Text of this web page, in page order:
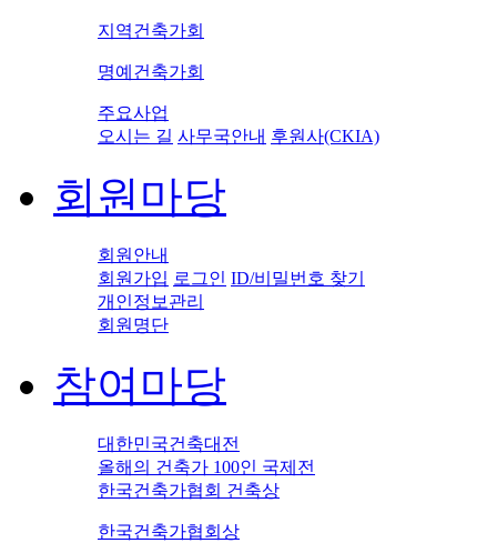
지역건축가회
명예건축가회
주요사업
오시는 길 사무국안내 후원사(CKIA)
회원마당
회원안내
회원가입 로그인 ID/비밀번호 찾기
개인정보관리
회원명단
참여마당
대한민국건축대전
올해의 건축가 100인 국제전
한국건축가협회 건축상
한국건축가협회상